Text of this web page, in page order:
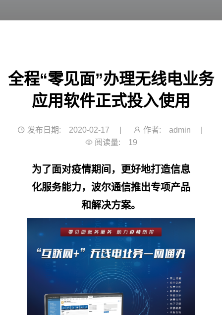
全程“零见面”办理无线电业务
应用软件正式投入使用
发布日期: 2020-02-17 作者: admin
阅读量:
19
为了面对疫情期间，更好地打造信息
化服务能力，波尔通信推出专项产品
和解决方案。